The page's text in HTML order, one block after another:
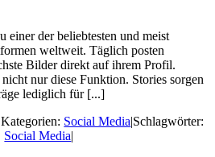
einer der beliebtesten und meist
weltweit. Täglich posten
Bilder direkt auf ihrem Profil.
nur diese Funktion. Stories sorgen
lediglich für [...]
|Kategorien: Social Media|Schlagwörter:
Social Media|